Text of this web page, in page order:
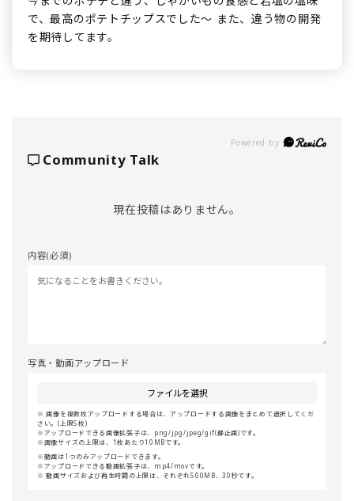
で、最高のポテトチップスでした～ また、違う物の開発
を期待してます。
Powered by
Community Talk
現在投稿はありません。
内容(必須)
写真・動画アップロード
ファイルを選択
画像を複数枚アップロードする場合は、アップロードする画像をまとめて選択してくだ
さい。(上限5枚)
アップロードできる画像拡張子は、png/jpg/jpeg/gif(静止画)です。
画像サイズの上限は、1枚あたり10MBです。
動画は1つのみアップロードできます。
アップロードできる動画拡張子は、mp4/movです。
動画サイズおよび再生時間の上限は、それぞれ500MB、30秒です。